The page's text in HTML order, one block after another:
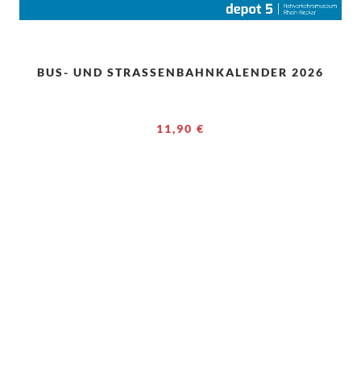
BUS- UND STRASSENBAHNKALENDER 2026
11,90 €